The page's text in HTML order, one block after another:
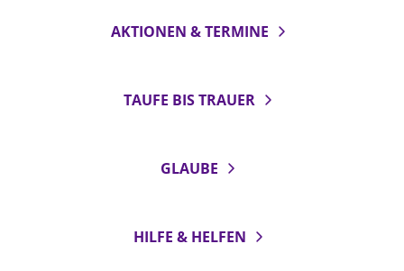
AKTIONEN & TERMINE
TAUFE BIS TRAUER
GLAUBE
HILFE & HELFEN